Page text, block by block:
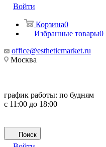
Войти
Корзина0
Избранные товары0
office@estheticmarket.ru
Москва
график работы: по будням
с 11:00 до 18:00
Поиск